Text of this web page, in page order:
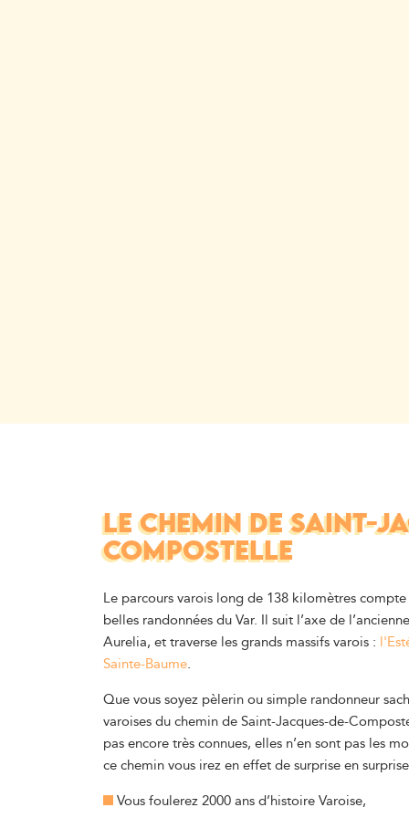
LE CHEMIN DE SAINT-
COMPOSTELLE
Le parcours varois long de 138 kilomètres
belles randonnéesdu Var. Il suit l’axe de
Aurelia, et traverse les grands massifs varois :
Sainte-Baume.
Que vous soyez pèlerin ou simple randonneur
varoises du chemin de Saint-Jacques-de-
pas encore très connues, elles n’en sont pas les
ce chemin vous irez en effet de surprise en
Vous foulerez 2000 ans d’histoire Varoise,